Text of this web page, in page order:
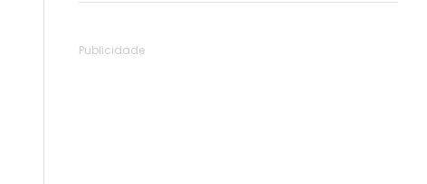
Publicidade